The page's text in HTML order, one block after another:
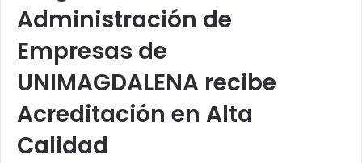
Administración de
Empresas de
UNIMAGDALENA recibe
Acreditación en Alta
Calidad